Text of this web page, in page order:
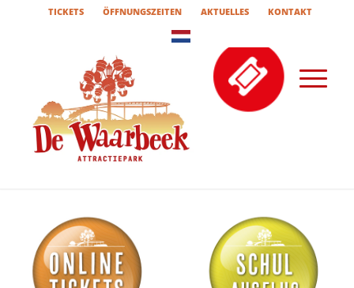
TICKETS ÖFFNUNGSZEITEN AKTUELLES KONTAKT